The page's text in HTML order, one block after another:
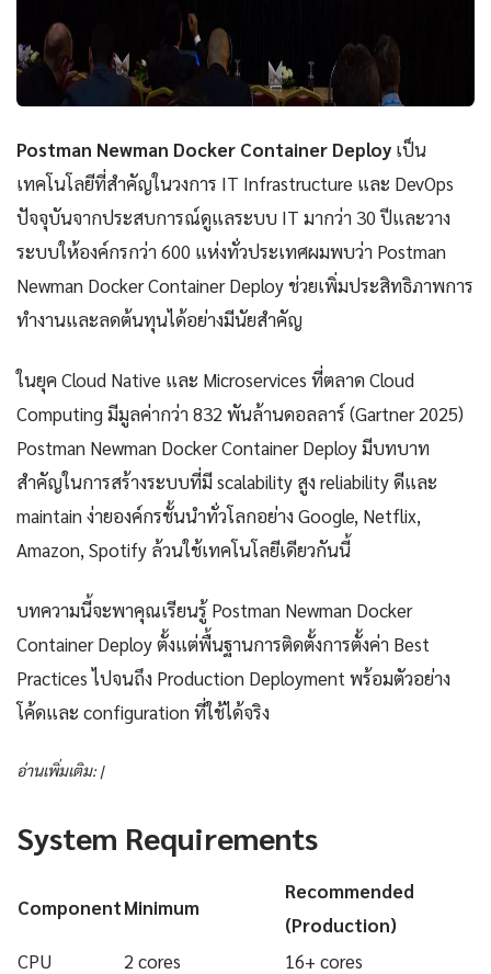
Postman Newman Docker Container Deploy เป็น
เทคโนโลยีที่สำคัญในวงการ IT Infrastructure และ DevOps
ปัจจุบันจากประสบการณ์ดูแลระบบ IT มากว่า 30 ปีและวาง
ระบบให้องค์กรกว่า 600 แห่งทั่วประเทศผมพบว่า Postman
Newman Docker Container Deploy ช่วยเพิ่มประสิทธิภาพการ
ทำงานและลดต้นทุนได้อย่างมีนัยสำคัญ
ในยุค Cloud Native และ Microservices ที่ตลาด Cloud
Computing มีมูลค่ากว่า 832 พันล้านดอลลาร์ (Gartner 2025)
Postman Newman Docker Container Deploy มีบทบาท
สำคัญในการสร้างระบบที่มี scalability สูง reliability ดีและ
maintain ง่ายองค์กรชั้นนำทั่วโลกอย่าง Google, Netflix,
Amazon, Spotify ล้วนใช้เทคโนโลยีเดียวกันนี้
บทความนี้จะพาคุณเรียนรู้ Postman Newman Docker
Container Deploy ตั้งแต่พื้นฐานการติดตั้งการตั้งค่า Best
Practices ไปจนถึง Production Deployment พร้อมตัวอย่าง
โค้ดและ configuration ที่ใช้ได้จริง
อ่านเพิ่มเติม: |
System Requirements
ComponentMinimum
Recommended
(Production)
CPU
2 cores 16+ cores